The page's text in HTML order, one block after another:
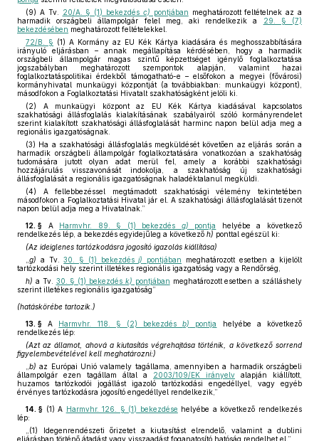
(9) A Tv.
20/A. § (1) bekezdés c) pontjában meghatározott feltételnek az a
harmadik országbeli állampolgár felel meg, aki rendelkezik a
29. § (7)
bekezdésében meghatározott feltételekkel.
72/B. § (1) A Kormány az EU Kék Kártya kiadására és meghosszabbítására
irányuló eljárásban – annak megállapítása kérdésében, hogy a harmadik
országbeli állampolgár magas szintű képzettséget igénylő foglalkoztatása
jogszabályban meghatározott szempontok alapján, valamint hazai
foglalkoztatáspolitikai érdekből támogatható-e – elsőfokon a megyei (fővárosi)
kormányhivatal munkaügyi központját (a továbbiakban: munkaügyi központ),
másodfokon a Foglalkoztatási Hivatalt szakhatóságként jelöli ki.
(2) A munkaügyi központ az EU Kék Kártya kiadásával kapcsolatos
szakhatósági állásfoglalás kialakításának szabályairól szóló kormányrendelet
szerint kialakított szakhatósági állásfoglalását harminc napon belül adja meg a
regionális igazgatóságnak.
(3) Ha a szakhatósági állásfoglalás megküldését követően az eljárás során a
harmadik országbeli állampolgár foglalkoztatására vonatkozóan a szakhatóság
tudomására jutott olyan adat merül fel, amely a korábbi szakhatósági
hozzájárulás visszavonását indokolja, a szakhatóság új szakhatósági
állásfoglalását a regionális igazgatóságnak haladéktalanul megküldi.
(4) A fellebbezéssel megtámadott szakhatósági vélemény tekintetében
másodfokon a Foglalkoztatási Hivatal jár el. A szakhatósági állásfoglalását tizenöt
napon belül adja meg a Hivatalnak.”
12. § A Harmvhr. 89. § (1) bekezdés g) pontja
helyébe a következő
rendelkezés lép, a bekezdés egyidejűleg a következő h) ponttal egészül ki:
(Az ideiglenes tartózkodásra jogosító igazolás kiállítása)
g) a Tv.30. § (1) bekezdésj) pontjában meghatározott esetben a kijelölt
tartózkodási hely szerint illetékes regionális igazgatóság vagy a Rendőrség,
h) a Tv. 30. § (1) bekezdés k) pontjában meghatározott esetben a szálláshely
szerint illetékes regionális igazgatóság”
(hatáskörébe tartozik.)
13. § A Harmvhr. 118. § (2) bekezdésb) pontja
helyébe a következő
rendelkezés lép:
(Azt az államot, ahová a kiutasítás végrehajtása történik, a következő sorrend
figyelembevételével kell meghatározni:)
b) az Európai Unió valamely tagállama, amennyiben a harmadik országbeli
állampolgár ezen tagállam által a 2003/109/EK irányelv alapján kiállított,
huzamos tartózkodói jogállást igazoló tartózkodási engedéllyel, vagy egyéb
érvényes tartózkodásra jogosító engedéllyel rendelkezik,”
14. § (1) A Harmvhr. 126. § (1) bekezdése helyébe a következő rendelkezés
lép:
„(1) Idegenrendészeti őrizetet a kiutasítást elrendelő, valamint a dublini
eljárásban történő átadást vagy visszaadást foganatosító hatóság rendelhet el.”